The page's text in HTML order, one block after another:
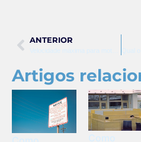
ANTERIOR
Artigos